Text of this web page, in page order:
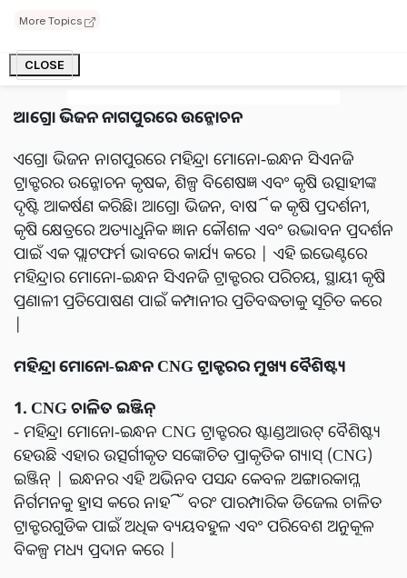
More Topics
CLOSE
ଆସନ୍ତୁ ମହିନ୍ଦ୍ରା ମୋନୋ-ଇନ୍ଧନ CNG ଟ୍ରାକ୍ଟରର ବୈଶିଷ୍ଟ୍ୟ ଏବଂ
ବିଷୟରେ ଜାଣିବା |
ଆଗ୍ରୋ ଭିଜନ ନାଗପୁରରେ ଉନ୍ମୋଚନ
ଏଗ୍ରୋ ଭିଜନ ନାଗପୁରରେ ମହିନ୍ଦ୍ରା ମୋନୋ-ଇନ୍ଧନ ସିଏନଜି
ଟ୍ରାକ୍ଟରର ଉନ୍ମୋଚନ କୃଷକ, ଶିଳ୍ପ ବିଶେଷଜ୍ଞ ଏବଂ କୃଷି ଉତ୍ସାହୀଙ୍କ
ଦୃଷ୍ଟି ଆକର୍ଷଣ କରିଛି। ଆଗ୍ରୋ ଭିଜନ, ବାର୍ଷିକ କୃଷି ପ୍ରଦର୍ଶନୀ,
କୃଷି କ୍ଷେତ୍ରରେ ଅତ୍ୟାଧୁନିକ ଜ୍ଞାନ କୌଶଳ ଏବଂ ଉଦ୍ଭାବନ ପ୍ରଦର୍ଶନ
ପାଇଁ ଏକ ପ୍ଲାଟଫର୍ମ ଭାବରେ କାର୍ଯ୍ୟ କରେ | ଏହି ଇଭେଣ୍ଟରେ
ମହିନ୍ଦ୍ରାର ମୋନୋ-ଇନ୍ଧନ ସିଏନଜି ଟ୍ରାକ୍ଟରର ପରିଚୟ, ସ୍ଥାୟୀ କୃଷି
ପ୍ରଣାଳୀ ପ୍ରତିପୋଷଣ ପାଇଁ କମ୍ପାନୀର ପ୍ରତିବଦ୍ଧତାକୁ ସୂଚିତ କରେ
|
ମହିନ୍ଦ୍ରା ମୋନୋ-ଇନ୍ଧନ CNG ଟ୍ରାକ୍ଟରର ମୁଖ୍ୟ ବୈଶିଷ୍ଟ୍ୟ
1. CNG ଚାଳିତ ଇଞ୍ଜିନ୍
- ମହିନ୍ଦ୍ରା ମୋନୋ-ଇନ୍ଧନ CNG ଟ୍ରାକ୍ଟରର ଷ୍ଟାଣ୍ଡଆଉଟ୍ ବୈଶିଷ୍ଟ୍ୟ
ହେଉଛି ଏହାର ଉତ୍ସର୍ଗୀକୃତ ସଙ୍କୋଚିତ ପ୍ରାକୃତିକ ଗ୍ୟାସ୍ (CNG)
ଇଞ୍ଜିନ୍ | ଇନ୍ଧନର ଏହି ଅଭିନବ ପସନ୍ଦ କେବଳ ଅଙ୍ଗାରକାମ୍ଳ
ନିର୍ଗମନକୁ ହ୍ରାସ କରେ ନାହିଁ ବରଂ ପାରମ୍ପାରିକ ଡିଜେଲ ଚାଳିତ
ଟ୍ରାକ୍ଟରଗୁଡିକ ପାଇଁ ଅଧିକ ବ୍ୟୟବହୁଳ ଏବଂ ପରିବେଶ ଅନୁକୂଳ
ବିକଳ୍ପ ମଧ୍ୟ ପ୍ରଦାନ କରେ |